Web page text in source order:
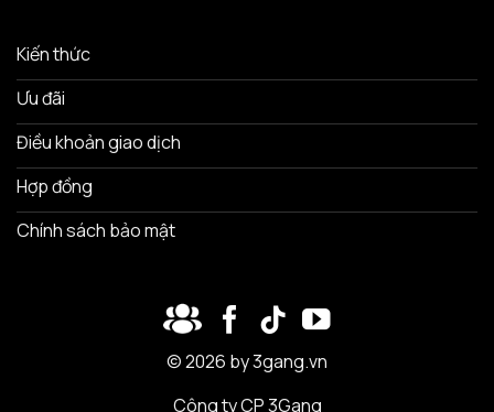
Kiến thức
Ưu đãi
Điều khoản giao dịch
Hợp đồng
Chính sách bảo mật
© 2026 by 3gang.vn
Công ty CP 3Gang